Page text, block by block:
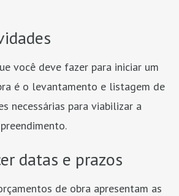
você deve fazer para iniciar um
é o levantamento e listagem de
necessárias para viabilizar a
datas e prazos
de obra apresentam as